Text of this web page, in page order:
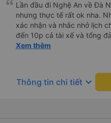
Lần đầu đi Nghệ An về Đà
nhưng thực tế rất ok nha. Nhà xe thân thiện, tổng đài gọi
xác nhận và nhắc nhở lịch
đến 10p cả tài xế và tổng
số xe và số điện thoại tài xế
đến ĐN sớm gần 1 tiếng so với
sau có nhu cầu sẽ chọn
Xem thêm
Thông tin chi tiết keyboard_arrow_down